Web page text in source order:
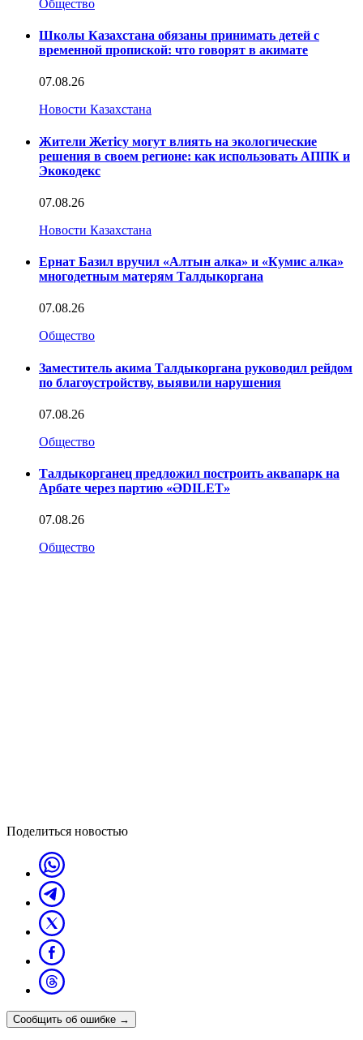
Общество
Школы Казахстана обязаны принимать детей с
временной пропиской: что говорят в акимате
07.08.26
Новости Казахстана
Жители Жетісу могут влиять на экологические
решения в своем регионе: как использовать АППК и
Экокодекс
07.08.26
Новости Казахстана
Ернат Базил вручил «Алтын алка» и «Кумис алка»
многодетным матерям Талдыкоргана
07.08.26
Общество
Заместитель акима Талдыкоргана руководил рейдом
по благоустройству, выявили нарушения
07.08.26
Общество
Талдыкорганец предложил построить аквапарк на
Арбате через партию «ӘDILET»
07.08.26
Общество
Поделиться новостью
Сообщить об ошибке →